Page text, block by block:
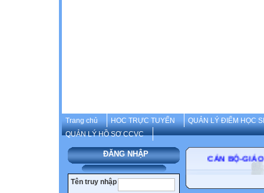
Trang chủ HOC TRỰC TUYẾN
QUẢN LÝ ĐIỂM HỌC
QUẢN LÝ HỒ SƠ CCVC
ĐĂNG NHẬP
Tên truy nhập
CÁN BỘ-GIÁO